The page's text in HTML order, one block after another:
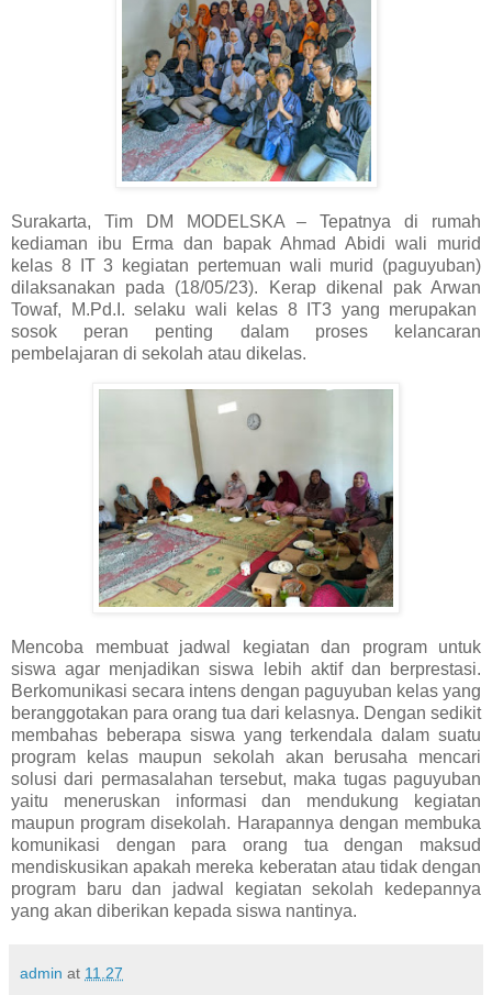
Surakarta, Tim DM MODELSKA – Tepatnya di rumah
kediaman ibu Erma dan bapak Ahmad Abidi wali murid
kelas 8 IT 3 kegiatan pertemuan wali murid (paguyuban)
dilaksanakan pada (18/05/23). Kerap dikenal pak Arwan
Towaf, M.Pd.I. selaku wali kelas 8 IT3 yang merupakan
sosok peran penting dalam proses kelancaran
pembelajaran di sekolah atau dikelas.
Mencoba membuat jadwal kegiatan dan program untuk
siswa agar menjadikan siswa lebih aktif dan berprestasi.
Berkomunikasi secara intens dengan paguyuban kelas yang
beranggotakan para orang tua dari kelasnya. Dengan sedikit
membahas beberapa siswa yang terkendala dalam suatu
program kelas maupun sekolah akan berusaha mencari
solusi dari permasalahan tersebut, maka tugas paguyuban
yaitu meneruskan informasi dan mendukung kegiatan
maupun program disekolah. Harapannya dengan membuka
komunikasi dengan para orang tua dengan maksud
mendiskusikan apakah mereka keberatan atau tidak dengan
program baru dan jadwal kegiatan sekolah kedepannya
yang akan diberikan kepada siswa nantinya.
admin at 11.27